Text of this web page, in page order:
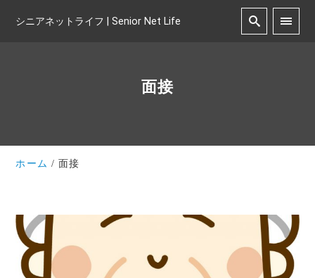
シニアネットライフ | Senior Net Life
面接
ホーム 面接